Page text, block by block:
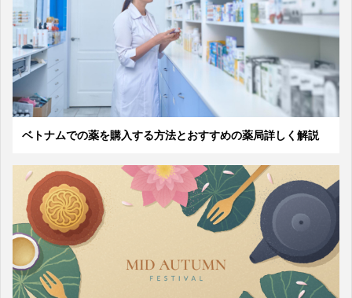
ベトナムでの薬を購入する方法とおすすめの薬局詳しく解説